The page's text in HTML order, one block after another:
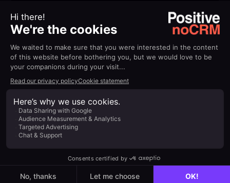
chino: “El hombre que no sabe sonreír, no debe
abrir una tienda”.
Sonreír muestra la perspectiva de que estás
relajado. Como la sonrisa es contagiosa, el lead
también estará relajado y más abierto al diálogo.
Frases para vender
errores a evitar
Tener una frase de ventas
egocéntrica